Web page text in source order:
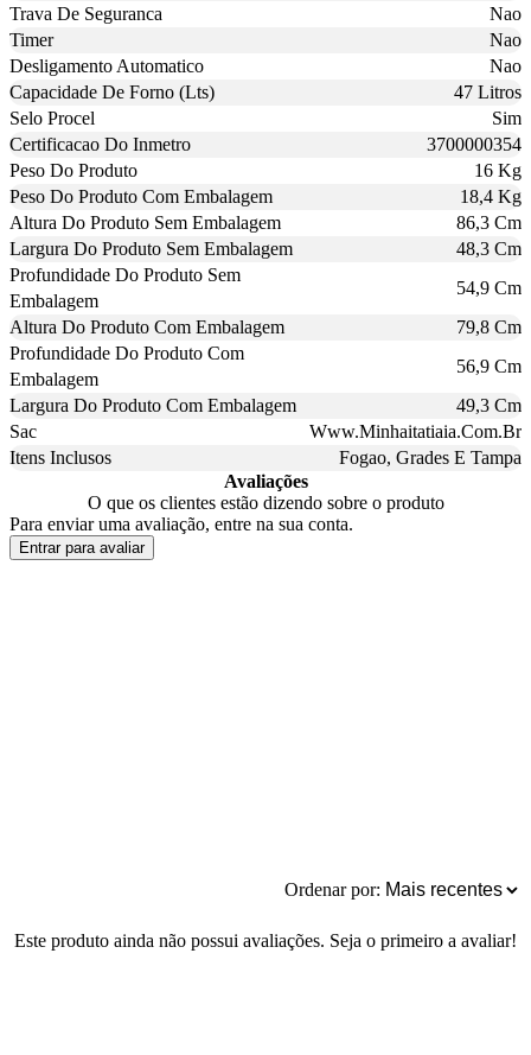
Trava De Seguranca
Nao
Timer
Nao
Desligamento Automatico
Nao
Capacidade De Forno (Lts)
47 Litros
Selo Procel
Sim
Certificacao Do Inmetro
3700000354
Peso Do Produto
16 Kg
Peso Do Produto Com Embalagem
18,4 Kg
Altura Do Produto Sem Embalagem
86,3 Cm
Largura Do Produto Sem Embalagem
48,3 Cm
Profundidade Do Produto Sem
Embalagem
54,9 Cm
Altura Do Produto Com Embalagem
79,8 Cm
Profundidade Do Produto Com
Embalagem
56,9 Cm
Largura Do Produto Com Embalagem
49,3 Cm
Sac
Www.Minhaitatiaia.Com.Br
Itens Inclusos
Fogao, Grades E Tampa
Avaliações
O que os clientes estão dizendo sobre o produto
Para enviar uma avaliação, entre na sua conta.
Entrar para avaliar
Ordenar por:
Este produto ainda não possui avaliações. Seja o primeiro a avaliar!